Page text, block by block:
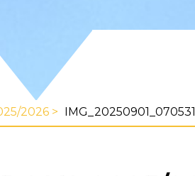
2026 IMG_20250901_070531